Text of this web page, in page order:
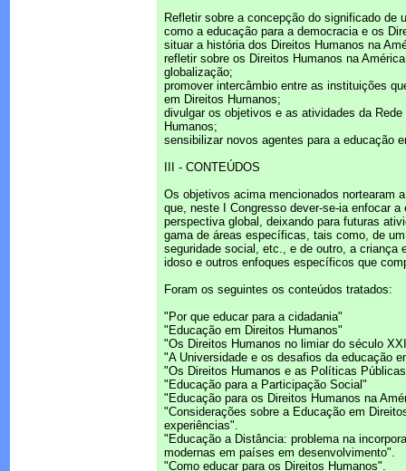
Refletir sobre a concepção do significado de
como a educação para a democracia e os
situar a história dos Direitos Humanos na
refletir sobre os Direitos Humanos na
globalização;
promover intercâmbio entre as instituições
em Direitos Humanos;
divulgar os objetivos e as atividades da
Humanos;
sensibilizar novos agentes para a educação
III - CONTEÚDOS
Os objetivos acima mencionados nortearam
que, neste I Congresso dever-se-ia enfocar
perspectiva global, deixando para futuras
gama de áreas específicas, tais como, de
seguridade social, etc., e de outro, a criança
idoso e outros enfoques específicos que
Foram os seguintes os conteúdos tratados:
"Por que educar para a cidadania"
"Educação em Direitos Humanos"
"Os Direitos Humanos no limiar do século
"A Universidade e os desafios da educação
"Os Direitos Humanos e as Políticas
"Educação para a Participação Social"
"Educação para os Direitos Humanos na
"Considerações sobre a Educação em
experiências".
"Educação a Distância: problema na
modernas em países em desenvolvimento".
"Como educar para os Direitos Humanos".